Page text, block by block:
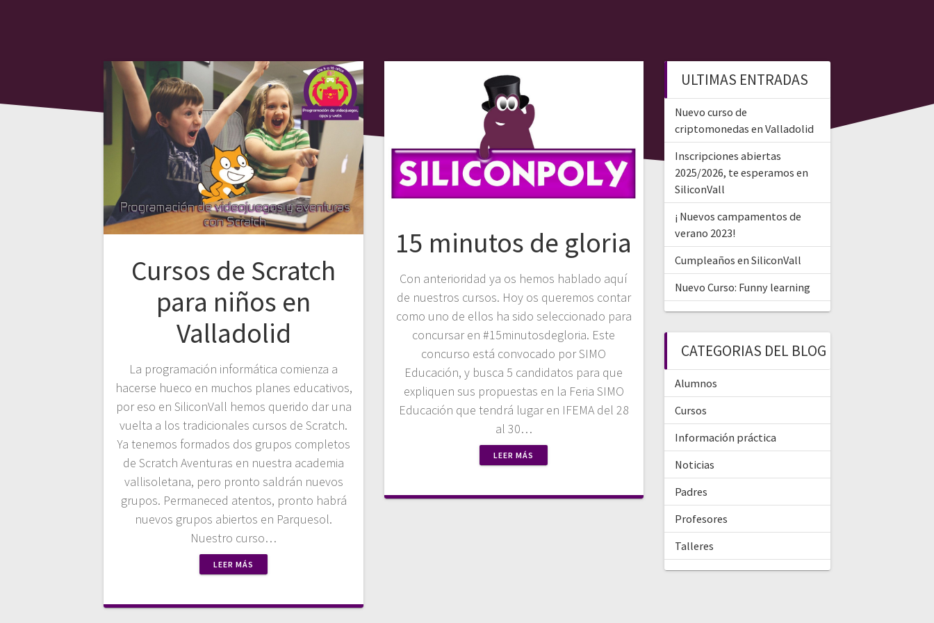
Cursos de Scratch
para niños en
Valladolid
La programación informática comienza a
hacerse hueco en muchos planes educativos,
por eso en SiliconVall hemos querido dar una
vuelta a los tradicionales cursos de Scratch.
Ya tenemos formados dos grupos completos
de Scratch Aventuras en nuestra academia
vallisoletana, pero pronto saldrán nuevos
grupos. Permaneced atentos, pronto habrá
nuevos grupos abiertos en Parquesol.
Nuestro curso…
LEER MÁS
15 minutos de gloria
Con anterioridad ya os hemos hablado aquí
de nuestros cursos. Hoy os queremos contar
como uno de ellos ha sido seleccionado para
concursar en #15minutosdegloria. Este
concurso está convocado por SIMO
Educación, y busca 5 candidatos para que
expliquen sus propuestas en la Feria SIMO
Educación que tendrá lugar en IFEMA del 28
al 30…
LEER MÁS
ULTIMAS ENTRADAS
Nuevo curso de
criptomonedas en Valladolid
Inscripciones abiertas
2025/2026, te esperamos en
SiliconVall
¡ Nuevos campamentos de
verano 2023!
Cumpleaños en SiliconVall
Nuevo Curso: Funny learning
CATEGORIAS DEL BLOG
Alumnos
Cursos
Información práctica
Noticias
Padres
Profesores
Talleres